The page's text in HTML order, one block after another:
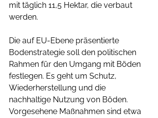
mit täglich 11,5 Hektar, die verbaut
werden.
Die auf EU-Ebene präsentierte
Bodenstrategie soll den politischen
Rahmen für den Umgang mit Böden
festlegen. Es geht um Schutz,
Wiederherstellung und die
nachhaltige Nutzung von Böden.
Vorgesehene Maßnahmen sind etwa